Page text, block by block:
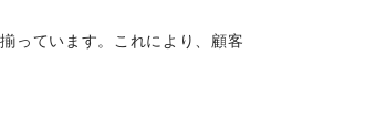
っています。これにより、顧客